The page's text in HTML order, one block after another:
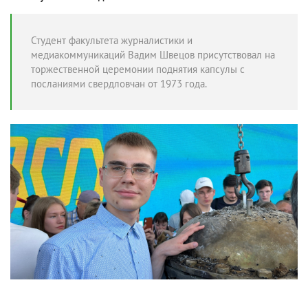
Студент факультета журналистики и
медиакоммуникаций Вадим Швецов присутствовал на
торжественной церемонии поднятия капсулы с
посланиями свердловчан от 1973 года.